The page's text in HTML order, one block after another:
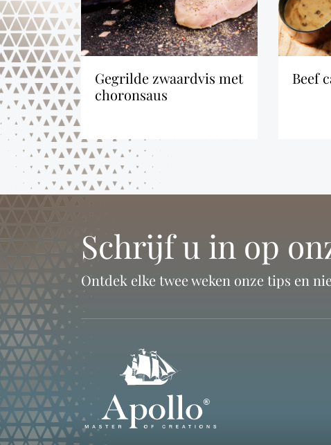
gegrilde zwaardvis met
choronsaus
beef
Schrijf u in op
Ontdek elke twee weken onze tips en